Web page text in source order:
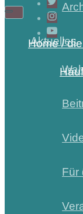
Aktuelles
Für
Home /